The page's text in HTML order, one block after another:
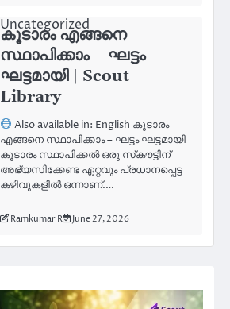
Uncategorized
കൂടാരം എങ്ങനെ
സ്ഥാപിക്കാം – ഘട്ടം
ഘട്ടമായി | Scout
Library
Also available in: English കൂടാരം
എങ്ങനെ സ്ഥാപിക്കാം – ഘട്ടം ഘട്ടമായി
കൂടാരം സ്ഥാപിക്കൽ ഒരു സ്‌കൗട്ടിന്
അഭ്യസിക്കേണ്ട ഏറ്റവും പ്രധാനപ്പെട്ട
കഴിവുകളിൽ ഒന്നാണ്.…
Ramkumar R June 27, 2026